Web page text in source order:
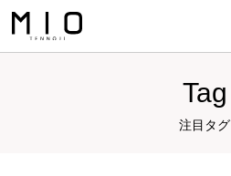
Tag
注目タグ